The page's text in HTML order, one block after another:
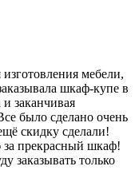
мебели,
шкаф-купе в
заканчивая
было сделано очень
скидку сделали!
за прекрасный шкаф!
заказывать только